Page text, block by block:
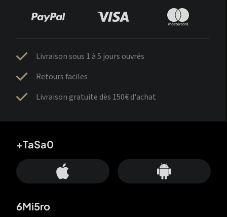
Livraison sous 1 à 5 jours ouvrés
Retours faciles
Livraison gratuite dès 150€ d'achat
+TaSa0
6Mi5ro